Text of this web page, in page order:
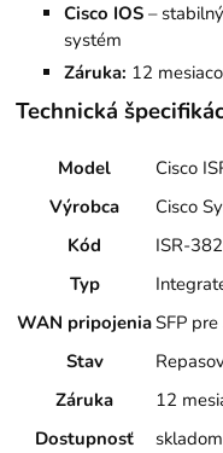
Cisco IOS –
systém
Záruka: 12
Technická
Model
Cisco
Výrobca
Cisco
Kód
ISR-
Typ
WAN pripojeniaSFP
Stav
Záruka
12
Dostupnosť
skladom